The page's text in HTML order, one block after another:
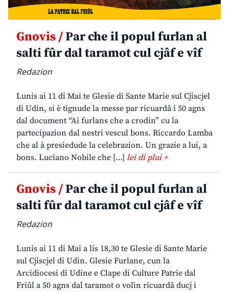
Gnovis /Par che il popul furlan al
salti fûr dal taramot cul cjâf e vîf
Redazion
Lunis ai 11 di Mai te Glesie di Sante Marie sul Cjiscjel
di Udin, si è tignude la messe par ricuardâ i 50 agns
dal document “Ai furlans che a crodin” cu la
partecipazion dal nestri vescul bons. Riccardo Lamba
che al à presiedude la celebrazion. Un grazie a lui, a
bons. Luciano Nobile che […] lei di plui +
Gnovis /Par che il popul furlan al
salti fûr dal taramot cul cjâf e vîf
Redazion
Lunis ai 11 di Mai a lis 18,30 te Glesie di Sante Marie
sul Cjiscjel di Udin. Glesie Furlane, cun la
Arcidiocesi di Udine e Clape di Culture Patrie dal
Friûl a 50 agns dal taramot o volìn ricuardâ ducj i